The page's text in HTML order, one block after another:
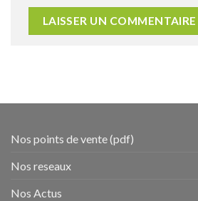
Nos points de vente (pdf)
Nos reseaux
Nos Actus